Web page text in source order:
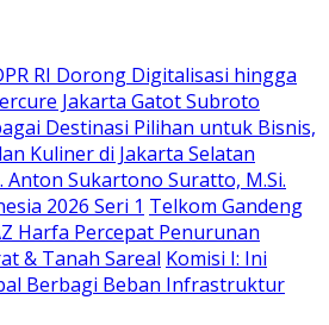
RI Dorong Digitalisasi hingga
Jakarta Gatot Subroto
Destinasi Pilihan untuk Bisnis,
Kuliner di Jakarta Selatan
Anton Sukartono Suratto, M.Si.
2026 Seri 1 Telkom Gandeng
Harfa Percepat Penurunan
& Tanah Sareal Komisi I: Ini
Berbagi Beban Infrastruktur